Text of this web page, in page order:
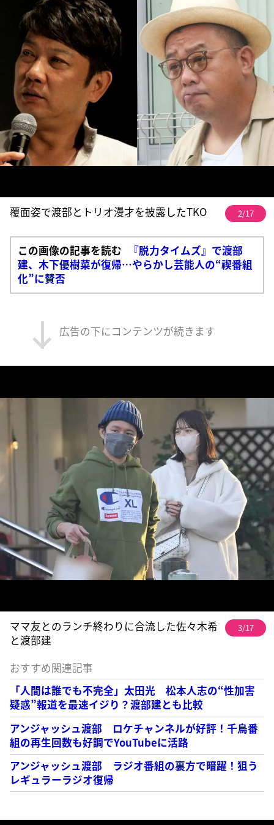
覆面姿で渡部とトリオ漫才を披露したTKO 2/17
この画像の記事を読む
『脱力タイムズ』で渡部
建、木下優樹菜が復帰…やらかし芸能人の“禊番組
化”に賛否
広告の下にコンテンツが続きます
ママ友とのランチ終わりに合流した佐々木希
と渡部建
3/17
おすすめ関連記事
「人間は誰でも不完全」太田光 松本人志の“性加害
疑惑”報道を最速イジり？渡部建とも比較
アンジャッシュ渡部 ロケチャンネルが好評！千鳥番
組の再生回数も好調でYouTubeに活路
アンジャッシュ渡部 ラジオ番組の裏方で暗躍！狙う
レギュラーラジオ復帰